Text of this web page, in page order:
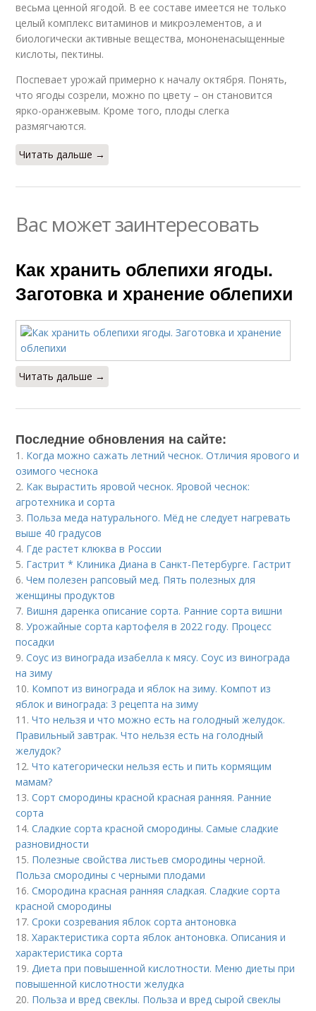
весьма ценной ягодой. В ее составе имеется не только
целый комплекс витаминов и микроэлементов, а и
биологически активные вещества, мононенасыщенные
кислоты, пектины.
Поспевает урожай примерно к началу октября. Понять,
что ягоды созрели, можно по цвету – он становится
ярко-оранжевым. Кроме того, плоды слегка
размягчаются.
Читать дальше →
Вас может заинтересовать
Как хранить облепихи ягоды.
Заготовка и хранение облепихи
Читать дальше →
Последние обновления на сайте:
1. Когда можно сажать летний чеснок. Отличия ярового и
озимого чеснока
2. Как вырастить яровой чеснок. Яровой чеснок:
агротехника и сорта
3. Польза меда натурального. Мёд не следует нагревать
выше 40 градусов
4. Где растет клюква в России
5. Гастрит * Клиника Диана в Санкт-Петербурге. Гастрит
6.Чем полезен рапсовый мед. Пять полезных для
женщины продуктов
7. Вишня даренка описание сорта. Ранние сорта вишни
8.Урожайные сорта картофеля в 2022 году. Процесс
посадки
9.Соус из винограда изабелла к мясу. Соус из винограда
на зиму
10. Компот из винограда и яблок на зиму. Компот из
яблок и винограда: 3 рецепта на зиму
11.Что нельзя и что можно есть на голодный желудок.
Правильный завтрак. Что нельзя есть на голодный
желудок?
12.Что категорически нельзя есть и пить кормящим
мамам?
13.Сорт смородины красной красная ранняя. Ранние
сорта
14.Сладкие сорта красной смородины. Самые сладкие
разновидности
15. Полезные свойства листьев смородины черной.
Польза смородины с черными плодами
16.Смородина красная ранняя сладкая. Сладкие сорта
красной смородины
17.Сроки созревания яблок сорта антоновка
18.Характеристика сорта яблок антоновка. Описания и
характеристика сорта
19.Диета при повышенной кислотности. Меню диеты при
повышенной кислотности желудка
20. Польза и вред свеклы. Польза и вред сырой свеклы